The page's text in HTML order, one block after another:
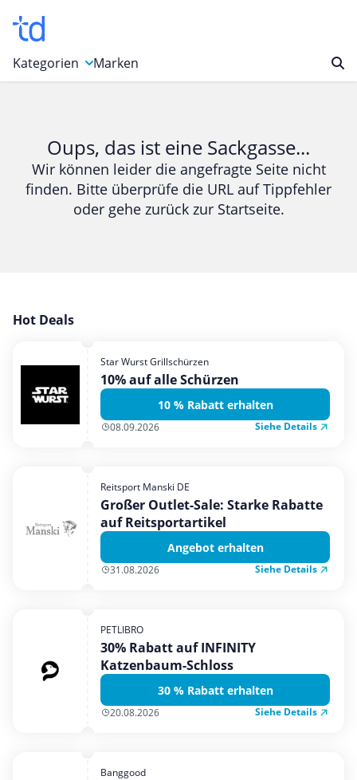
Kategorien
Bücher & Magazine
Computer & Elektronik
Entertainment & Media
Garten, Haushalt & Tiere
Mobilfunk & Internet
Mode & Accessoires
Shopping
Urlaub & Reise
Marken
Oups, das ist eine Sackgasse...
Wir können leider die angefragte Seite nicht
finden. Bitte überprüfe die URL auf Tippfehler
oder gehe zurück zur Startseite.
Hot Deals
Star Wurst Grillschürzen
10% auf alle Schürzen
10 % Rabatt erhalten
08.09.2026 Siehe Details
Reitsport Manski DE
Großer Outlet-Sale: Starke Rabatte
auf Reitsportartikel
Angebot erhalten
31.08.2026 Siehe Details
PETLIBRO
30% Rabatt auf INFINITY
Katzenbaum-Schloss
30 % Rabatt erhalten
20.08.2026 Siehe Details
Banggood